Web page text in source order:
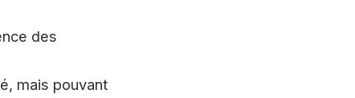
des
mais pouvant